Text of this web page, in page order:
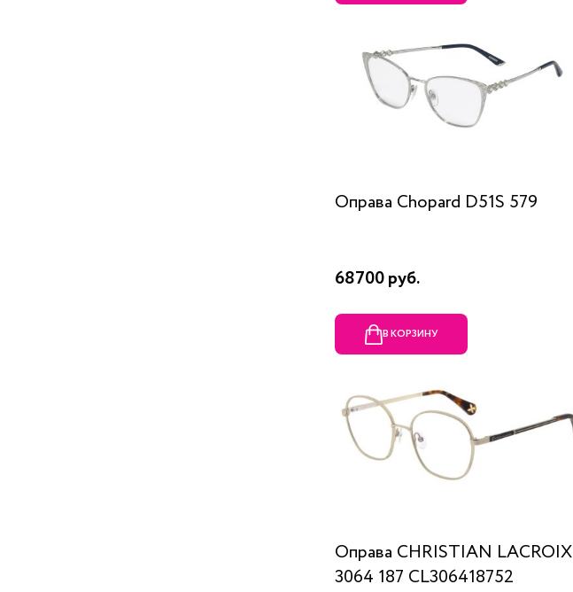
Оправа Chopard D51S 579
68700 руб.
В КОРЗИНУ
Оправа CHRISTIAN LACROIX
3064 187 CL306418752